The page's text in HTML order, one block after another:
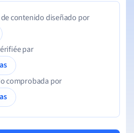
contenido diseñado por
par
comprobada por